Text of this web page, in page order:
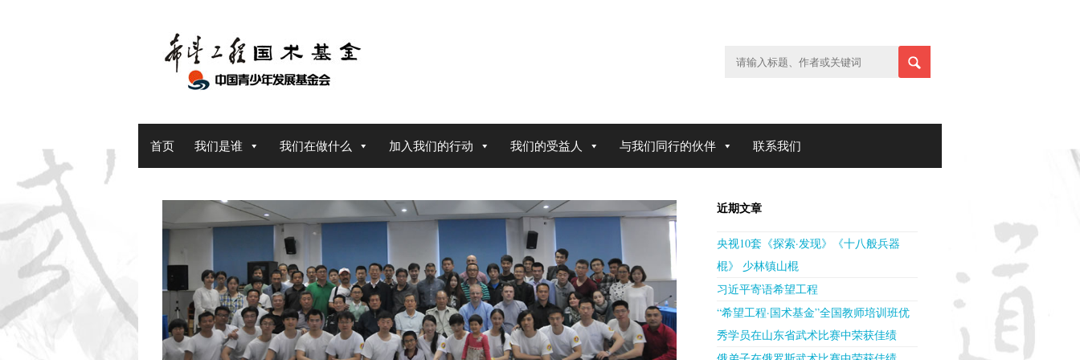
首页 我们是谁 我们在做什么 加入我们的行动 我们的受益人 与我们同行的伙伴 联系我们
近期文章
央视10套《探索·发现》《十八般兵器
棍》 少林镇山棍
习近平寄语希望工程
“希望工程·国术基金”全国教师培训班优
秀学员在山东省武术比赛中荣获佳绩